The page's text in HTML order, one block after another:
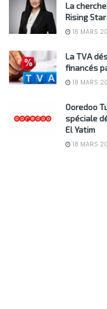
La
Rising Star
18 MARS
La TVA
financés
18 MARS
Ooredoo
spéciale
El Yatim
18 MARS